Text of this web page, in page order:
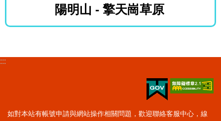
陽明山 - 擎天崗草原
:::
如對本站有帳號申請與網站操作相關問題，歡迎聯絡客服中心，線